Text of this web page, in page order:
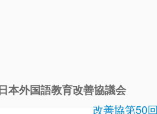
日本外国語教育改善協議会
改善協第50